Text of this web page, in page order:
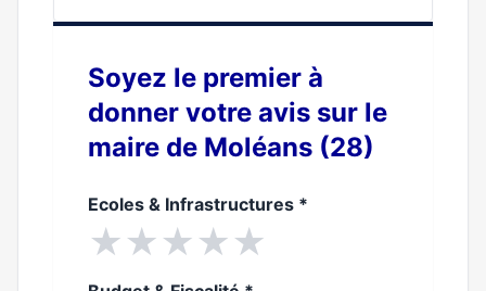
Soyez le premier à
donner votre avis sur le
maire de Moléans (28)
Ecoles & Infrastructures *
★★★★★